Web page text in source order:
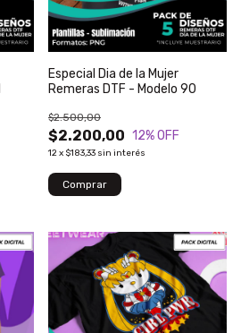
Especial Dia de la Mujer
Remeras DTF - Modelo 90
$2.200,00
$2.500,00
12% OFF
12x $183,33 sin interés